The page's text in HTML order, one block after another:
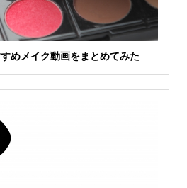
めメイク動画をまとめてみた